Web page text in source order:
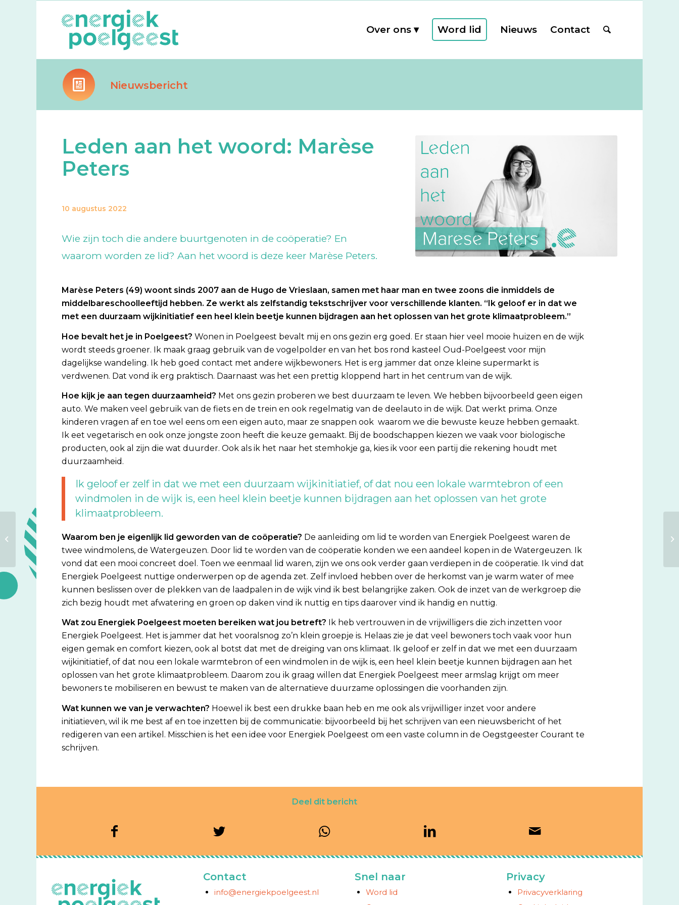
Over ons Word lid Nieuws Contact
Nieuwsbericht
Leden aan het woord: Marèse
Peters
10 augustus 2022
Wie zijn toch die andere buurtgenoten in de coöperatie? En
waarom worden ze lid? Aan het woord is deze keer Marèse Peters.
Marèse Peters (49) woont sinds 2007 aan de Hugo de Vrieslaan, samen met haar man en twee zoons die inmiddels de
middelbareschoolleeftijd hebben. Ze werkt als zelfstandig tekstschrijver voor verschillende klanten. “Ik geloof er in dat we
met een duurzaam wijkinitiatief een heel klein beetje kunnen bijdragen aan het oplossen van het grote klimaatprobleem.”
Hoe bevalt het je in Poelgeest? Wonen in Poelgeest bevalt mij en ons gezin erg goed. Er staan hier veel mooie huizen en de wijk
wordt steeds groener. Ik maak graag gebruik van de vogelpolder en van het bos rond kasteel Oud-Poelgeest voor mijn
dagelijkse wandeling. Ik heb goed contact met andere wijkbewoners. Het is erg jammer dat onze kleine supermarkt is
verdwenen. Dat vond ik erg praktisch. Daarnaast was het een prettig kloppend hart in het centrum van de wijk.
Hoe kijk je aan tegen duurzaamheid? Met ons gezin proberen we best duurzaam te leven. We hebben bijvoorbeeld geen eigen
auto. We maken veel gebruik van de fiets en de trein en ook regelmatig van de deelauto in de wijk. Dat werkt prima. Onze
kinderen vragen af en toe wel eens om een eigen auto, maar ze snappen ook waarom we die bewuste keuze hebben gemaakt.
Ik eet vegetarisch en ook onze jongste zoon heeft die keuze gemaakt. Bij de boodschappen kiezen we vaak voor biologische
producten, ook al zijn die wat duurder. Ook als ik het naar het stemhokje ga, kies ik voor een partij die rekening houdt met
duurzaamheid.
Ik geloof er zelf in dat we met een duurzaam wijkinitiatief, of dat nou een lokale warmtebron of een
windmolen in de wijk is, een heel klein beetje kunnen bijdragen aan het oplossen van het grote
klimaatprobleem.
Waarom ben je eigenlijk lid geworden van de coöperatie? De aanleiding om lid te worden van Energiek Poelgeest waren de
twee windmolens, de Watergeuzen. Door lid te worden van de coöperatie konden we een aandeel kopen in de Watergeuzen. Ik
vond dat een mooi concreet doel. Toen we eenmaal lid waren, zijn we ons ook verder gaan verdiepen in de coöperatie. Ik vind dat
Energiek Poelgeest nuttige onderwerpen op de agenda zet. Zelf invloed hebben over de herkomst van je warm water of mee
kunnen beslissen over de plekken van de laadpalen in de wijk vind ik best belangrijke zaken. Ook de inzet van de werkgroep die
zich bezig houdt met afwatering en groen op daken vind ik nuttig en tips daarover vind ik handig en nuttig.
Wat zou Energiek Poelgeest moeten bereiken wat jou betreft?
Ik heb vertrouwen in de vrijwilligers die zich inzetten voor
Energiek Poelgeest. Het is jammer dat het vooralsnog zo’n klein groepje is. Helaas zie je dat veel bewoners toch vaak voor hun
eigen gemak en comfort kiezen, ook al botst dat met de dreiging van ons klimaat. Ik geloof er zelf in dat we met een duurzaam
wijkinitiatief, of dat nou een lokale warmtebron of een windmolen in de wijk is, een heel klein beetje kunnen bijdragen aan het
oplossen van het grote klimaatprobleem. Daarom zou ik graag willen dat Energiek Poelgeest meer armslag krijgt om meer
bewoners te mobiliseren en bewust te maken van de alternatieve duurzame oplossingen die voorhanden zijn.
Wat kunnen we van je verwachten? Hoewel ik best een drukke baan heb en me ook als vrijwilliger inzet voor andere
initiatieven, wil ik me best af en toe inzetten bij de communicatie: bijvoorbeeld bij het schrijven van een nieuwsbericht of het
redigeren van een artikel. Misschien is het een idee voor Energiek Poelgeest om een vaste column in de Oegstgeester Courant te
schrijven.
Deel dit bericht
Contact
info@energiekpoelgeest.nl
Snel naar
Word lid
Privacy
Privacyverklaring
Kennisbank